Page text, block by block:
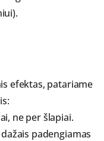
efektas, patariame
ne per šlapiai.
padengiamas